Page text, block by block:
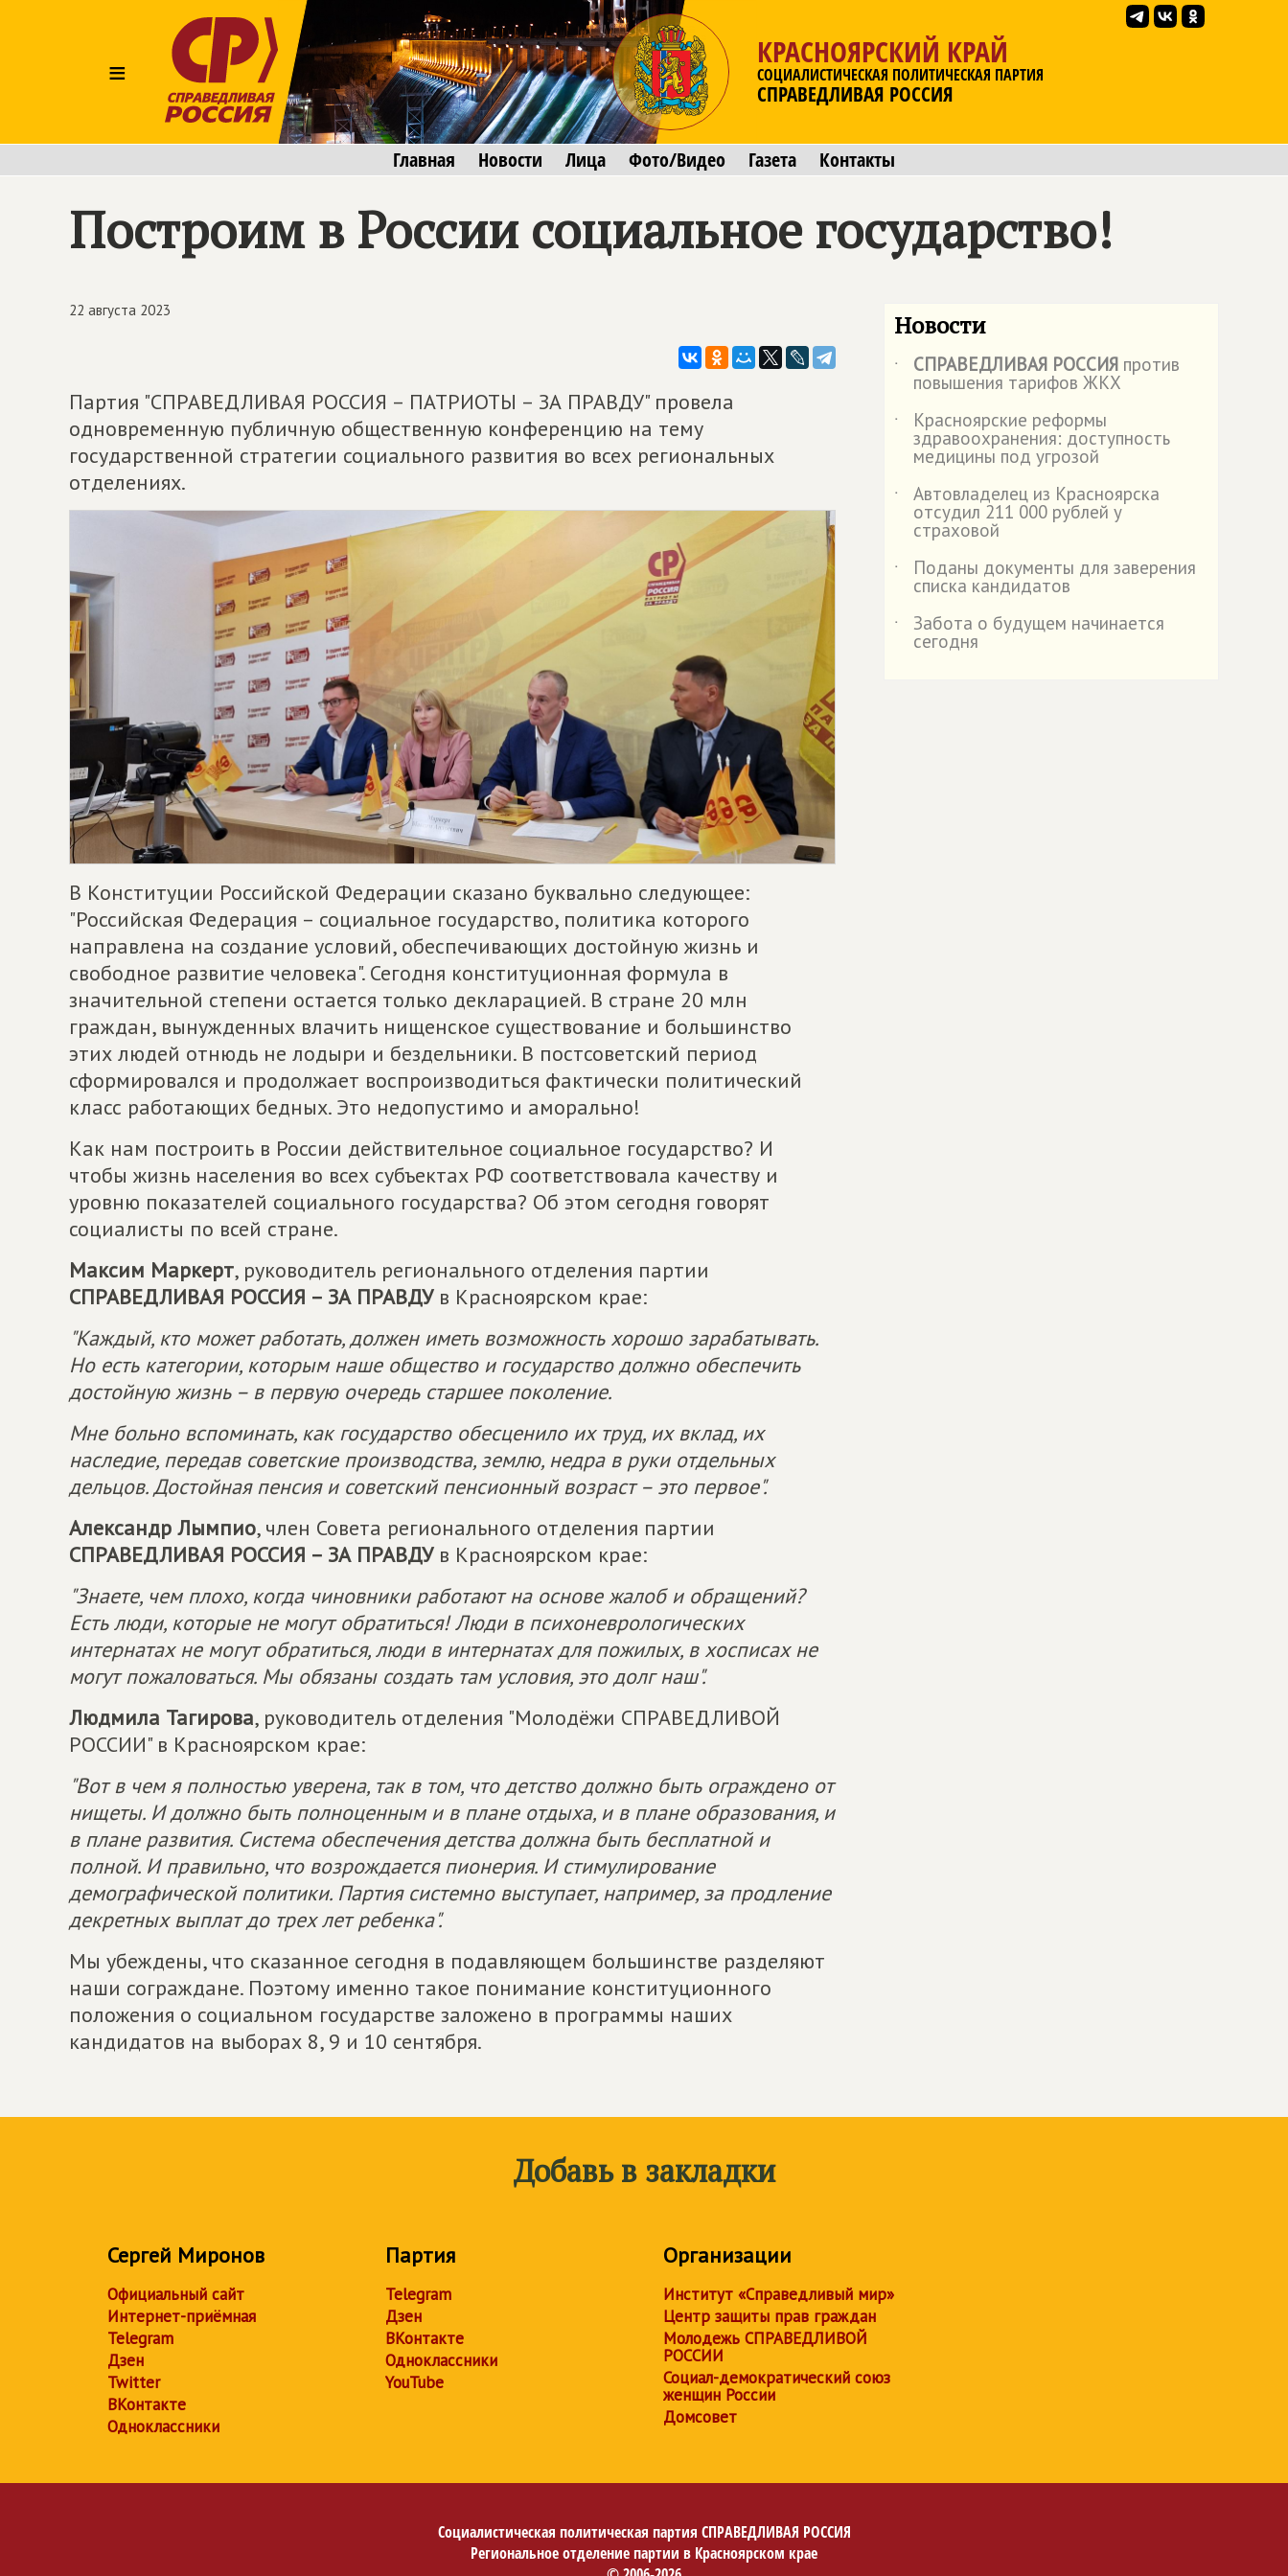
≡
КРАСНОЯРСКИЙ КРАЙ
СОЦИАЛИСТИЧЕСКАЯ ПОЛИТИЧЕСКАЯ ПАРТИЯ
СПРАВЕДЛИВАЯ РОССИЯ
Главная Новости Лица Фото/Видео Газета Контакты
Построим в России социальное государство!
22 августа 2023
Партия "СПРАВЕДЛИВАЯ РОССИЯ – ПАТРИОТЫ – ЗА ПРАВДУ" провела
одновременную публичную общественную конференцию на тему
государственной стратегии социального развития во всех региональных
отделениях.
В Конституции Российской Федерации сказано буквально следующее:
"Российская Федерация – социальное государство, политика которого
направлена на создание условий, обеспечивающих достойную жизнь и
свободное развитие человека". Сегодня конституционная формула в
значительной степени остается только декларацией. В стране 20 млн
граждан, вынужденных влачить нищенское существование и большинство
этих людей отнюдь не лодыри и бездельники. В постсоветский период
сформировался и продолжает воспроизводиться фактически политический
класс работающих бедных. Это недопустимо и аморально!
Как нам построить в России действительное социальное государство? И
чтобы жизнь населения во всех субъектах РФ соответствовала качеству и
уровню показателей социального государства? Об этом сегодня говорят
социалисты по всей стране.
Максим Маркерт, руководитель регионального отделения партии
СПРАВЕДЛИВАЯ РОССИЯ – ЗА ПРАВДУв Красноярском крае:
"Каждый, кто может работать, должен иметь возможность хорошо зарабатывать.
Но есть категории, которым наше общество и государство должно обеспечить
достойную жизнь – в первую очередь старшее поколение.
Мне больно вспоминать, как государство обесценило их труд, их вклад, их
наследие, передав советские производства, землю, недра в руки отдельных
дельцов. Достойная пенсия и советский пенсионный возраст – это первое".
Александр Лымпио, член Совета регионального отделения партии
СПРАВЕДЛИВАЯ РОССИЯ – ЗА ПРАВДУв Красноярском крае:
"Знаете, чем плохо, когда чиновники работают на основе жалоб и обращений?
Есть люди, которые не могут обратиться! Люди в психоневрологических
интернатах не могут обратиться, люди в интернатах для пожилых, в хосписах не
могут пожаловаться. Мы обязаны создать там условия, это долг наш".
Людмила Тагирова, руководитель отделения "Молодёжи СПРАВЕДЛИВОЙ
РОССИИ" в Красноярском крае:
"Вот в чем я полностью уверена, так в том, что детство должно быть ограждено от
нищеты. И должно быть полноценным и в плане отдыха, и в плане образования, и
в плане развития. Система обеспечения детства должна быть бесплатной и
полной. И правильно, что возрождается пионерия. И стимулирование
демографической политики. Партия системно выступает, например, за продление
декретных выплат до трех лет ребенка".
Мы убеждены, что сказанное сегодня в подавляющем большинстве разделяют
наши сограждане. Поэтому именно такое понимание конституционного
положения о социальном государстве заложено в программы наших
кандидатов на выборах 8, 9 и 10 сентября.
Новости
˙ СПРАВЕДЛИВАЯ РОССИЯ против
повышения тарифов ЖКХ
˙
Красноярские реформы
здравоохранения: доступность
медицины под угрозой
˙
Автовладелец из Красноярска
отсудил 211 000 рублей у
страховой
˙
️Поданы документы для заверения
списка кандидатов
˙
Забота о будущем начинается
сегодня
Добавь в закладки
Сергей Миронов
Официальный сайт
Интернет-приёмная
Telegram
Дзен
Twitter
ВКонтакте
Одноклассники
Партия
Telegram
Дзен
ВКонтакте
Одноклассники
YouTube
Организации
Институт «Справедливый мир»
Центр защиты прав граждан
Молодежь СПРАВЕДЛИВОЙ
РОССИИ
Социал-демократический союз
женщин России
Домсовет
Социалистическая политическая партия СПРАВЕДЛИВАЯ РОССИЯ
Региональное отделение партии в Красноярском крае